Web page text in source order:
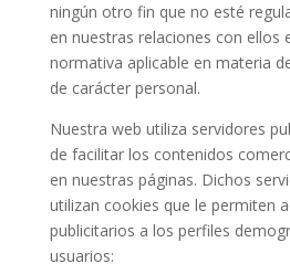
ningún otro fin que no esté
en nuestras relaciones con ellos
normativa aplicable en materia
de carácter personal.
Nuestra web utiliza servidores
de facilitar los contenidos
en nuestras páginas. Dichos
utilizan cookies que le permiten
publicitarios a los perfiles
usuarios: